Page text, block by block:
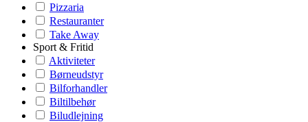
Pizzaria
Restauranter
Take Away
Sport & Fritid
Aktiviteter
Børneudstyr
Bilforhandler
Biltilbehør
Biludlejning